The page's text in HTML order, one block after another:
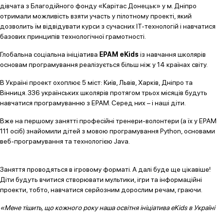
дівчата з Благодійного фонду «Карітас Донецьк» у м. Дніпро
отримали можливість взяти участь у пілотному проекті, який
дозволить їм відвідувати курси з сучасних ІТ-технологій і навчатися
базових принципів технологічної грамотності.
Глобальна соціальна ініціатива EPAM еKids із навчання школярів
основам програмування реалізується більш ніж у 14 країнах світу.
В Україні проект охоплює 5 міст: Київ, Львів, Харків, Дніпро та
Вінниця. 336 українських школярів протягом трьох місяців будуть
навчатися програмуванню з EPAM. Серед них – і наші діти.
Вже на першому занятті професійні тренери-волонтери (а їх у EPAM
111 осіб) знайомили дітей з мовою програмування Python, основами
веб-програмування та технологією Java.
Заняття проводяться в ігровому форматі. А далі буде ще цікавіше!
Діти будуть вчитися створювати мультики, ігри та інформаційні
проекти, тобто, навчатися серйозним дорослим речам, граючи.
«Мене тішить, що кожного року наша освітня ініціатива еKids в Україні